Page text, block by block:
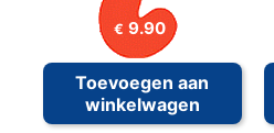
€ 9.90
Toevoegen aan
winkelwagen